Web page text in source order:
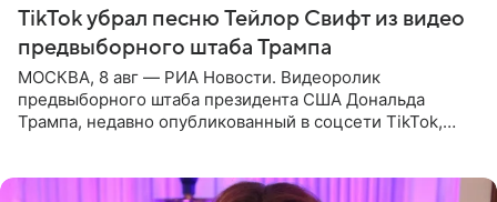
TikTok убрал песню Тейлор Свифт из видео
предвыборного штаба Трампа
МОСКВА, 8 авг — РИА Новости. Видеоролик
предвыборного штаба президента США Дональда
Трампа, недавно опубликованный в соцсети TikTok,